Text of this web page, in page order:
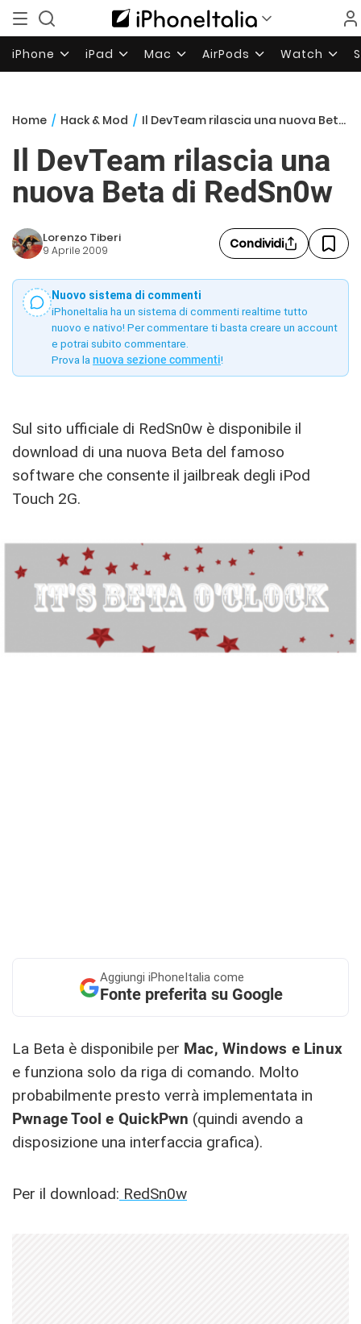
iPhone iPad Mac AirPods Watch
Home / Hack & Mod / Il DevTeam rilascia una nuova Beta di RedSn0w
Il DevTeam rilascia una
nuova Beta di RedSn0w
Lorenzo Tiberi
9 Aprile 2009 Condividi
Nuovo sistema di commenti
iPhoneItalia ha un sistema di commenti realtime tutto
nuovo e nativo! Per commentare ti basta creare un account
e potrai subito commentare.
Prova la nuova sezione commenti!
Sul sito ufficiale di RedSn0w è disponibile il
download di una nuova Beta del famoso
software che consente il jailbreak degli iPod
Touch 2G.
Aggiungi iPhoneItalia come
Fonte preferita su Google
La Beta è disponibile per Mac, Windows e Linux
e funziona solo da riga di comando. Molto
probabilmente presto verrà implementata in
Pwnage Tool e QuickPwn (quindi avendo a
disposizione una interfaccia grafica).
Per il download: RedSn0w